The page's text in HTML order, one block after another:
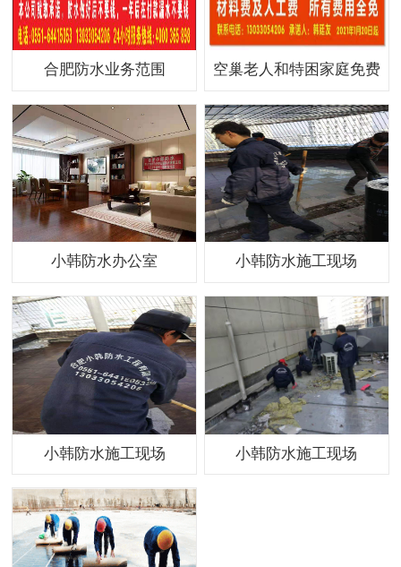
合肥防水业务范围 空巢老人和特困家庭免费
小韩防水办公室 小韩防水施工现场
小韩防水施工现场 小韩防水施工现场